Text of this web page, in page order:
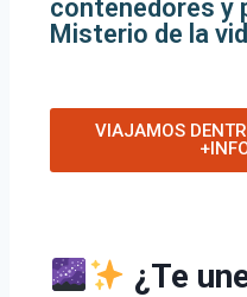
contenedores y
Misterio de la
VIAJAMOS
¿Te